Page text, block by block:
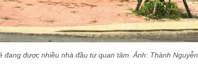
đang được nhiều nhà đầu tư quan tâm. Ảnh: Thành Nguyễn